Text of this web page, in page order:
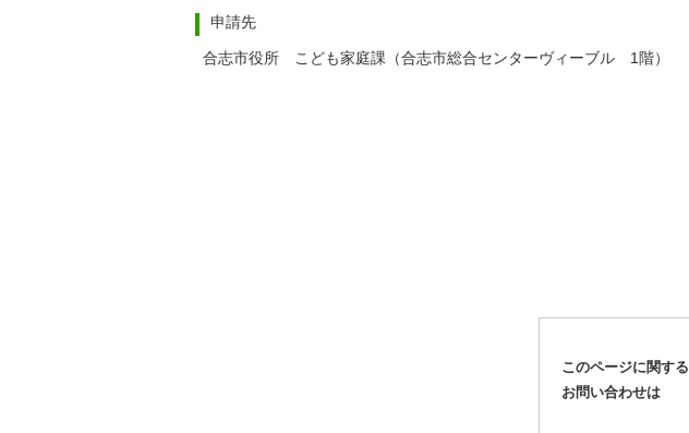
申請先
合志市役所 こども家庭課（合志市総合センターヴィーブル 1階）
このページに関する
お問い合わせは